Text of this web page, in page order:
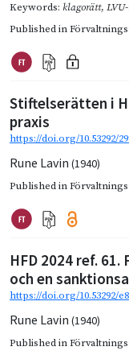
Keywords: klagorätt,
Published in
Stiftelserätten i
praxis
https://doi.org/10.53292/
Rune Lavin (1940)
Published in
HFD 2024 ref.
och en
https://doi.org/10.53292/
Rune Lavin (1940)
Published in